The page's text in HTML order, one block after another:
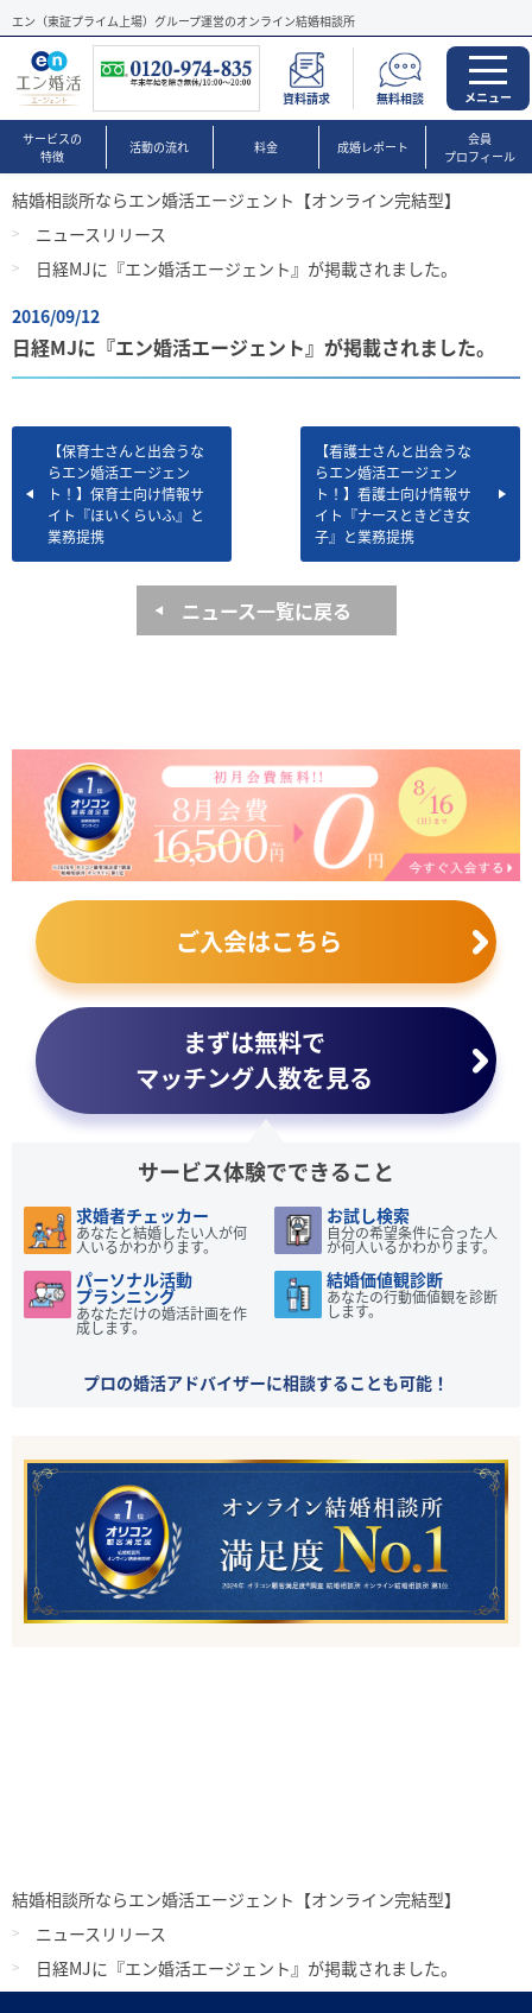
エン（東証プライム上場）グループ運営のオンライン結婚相談所
資料請求 無料相談 メニュー
サービスの
特徴
活動の流れ 料金 成婚レポート
会員
プロフィール
結婚相談所ならエン婚活エージェント【オンライン完結型】
ニュースリリース
日経MJに『エン婚活エージェント』が掲載されました。
2016/09/12
日経MJに『エン婚活エージェント』が掲載されました。
【保育士さんと出会うな
らエン婚活エージェン
ト！】保育士向け情報サ
イト『ほいくらいふ』と
業務提携
【看護士さんと出会うな
らエン婚活エージェン
ト！】看護士向け情報サ
イト『ナースときどき女
子』と業務提携
ニュース一覧に戻る
まずは無料で
マッチング人数を見る
ご入会はこちら
サービス体験でできること
求婚者チェッカー
あなたと結婚したい人が何
人いるかわかります。
お試し検索
自分の希望条件に合った人
が何人いるかわかります。
パーソナル活動
プランニング
あなただけの婚活計画を作
成します。
結婚価値観診断
あなたの行動価値観を診断
します。
プロの婚活アドバイザーに相談することも可能！
結婚相談所ならエン婚活エージェント【オンライン完結型】
ニュースリリース
日経MJに『エン婚活エージェント』が掲載されました。